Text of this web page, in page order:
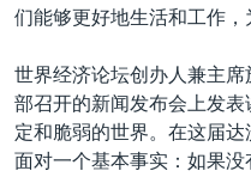
GEN Z 看美国
们能够更好地生活和工作
世界经济论坛创办人兼主
部召开的新闻发布会上发表
定和脆弱的世界。在这届
面对一个基本事实：如果